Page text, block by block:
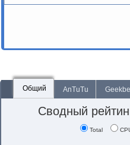
Общий AnTuTu
Сводный
Total